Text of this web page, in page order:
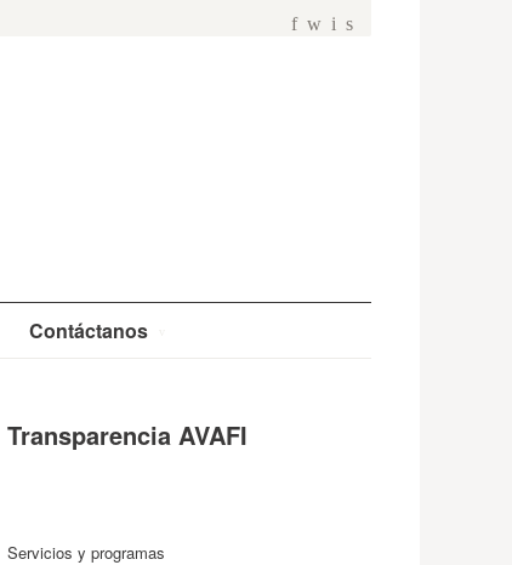
f w i s
Contáctanos
Transparencia AVAFI
Servicios y programas